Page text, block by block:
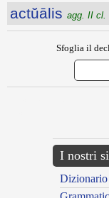
actŭālis agg. II cl.
Sfoglia il
I nostri